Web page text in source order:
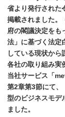
省より発行された
掲載されました。
府の閣議決定をも
法」に基づく法定
している現状から
各社の取り組み実
当社サービス「
第2章第3節にて、
型のビジネスモデ
ました。